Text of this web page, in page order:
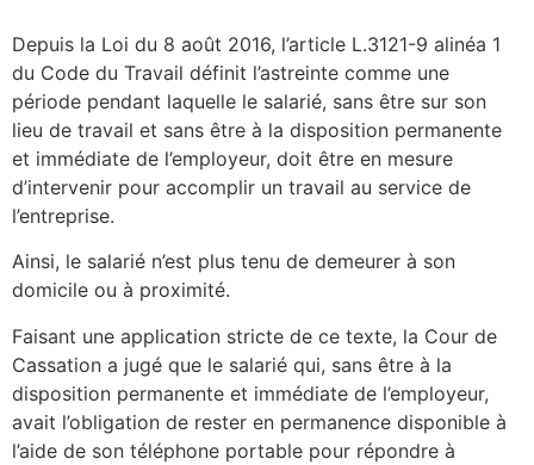
Depuis la Loi du 8 août 2016, l’article L.3121-9 alinéa 1
du Code du Travail définit l’astreinte comme une
période pendant laquelle le salarié, sans être sur son
lieu de travail et sans être à la disposition permanente
et immédiate de l’employeur, doit être en mesure
d’intervenir pour accomplir un travail au service de
l’entreprise.
Ainsi, le salarié n’est plus tenu de demeurer à son
domicile ou à proximité.
Faisant une application stricte de ce texte, la Cour de
Cassation a jugé que le salarié qui, sans être à la
disposition permanente et immédiate de l’employeur,
avait l’obligation de rester en permanence disponible à
l’aide de son téléphone portable pour répondre à